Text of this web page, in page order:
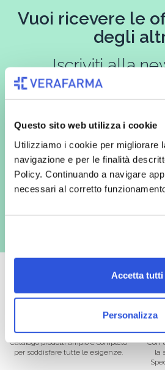
Questo sito web utilizza i cookie
Utilizziamo i cookie per migliorare
navigazione e per le finalità
Policy. Continuando a navigare
necessari al corretto
Accetta tutti
Personalizza
Vuoi ricevere le
degli
Iscriviti alla
In qualità di interessato, avendo letto
espressamente al trattamento dei miei dati
commerciali da parte di Verafarma, tra cui
marketing (con modalità telematiche - quali
con inviti e comunicazioni commerciali - e
es. posta cartacea)
Oltre 50.000 prodotti
Catalogo prodotti ampio e completo
per soddisfare tutte le esigenze.
Con
la